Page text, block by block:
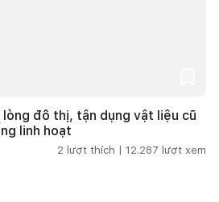
đô thị, tận dụng vật liệu cũ
linh hoạt
2 lượt thích | 12.287 lượt xem